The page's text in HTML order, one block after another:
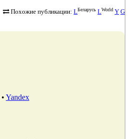
Похожие публикации: LБеларусь LWorld Y G
• Yandex